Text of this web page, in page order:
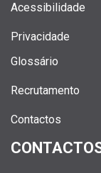
Acessibilidade
Privacidade
Glossário
Recrutamento
Contactos